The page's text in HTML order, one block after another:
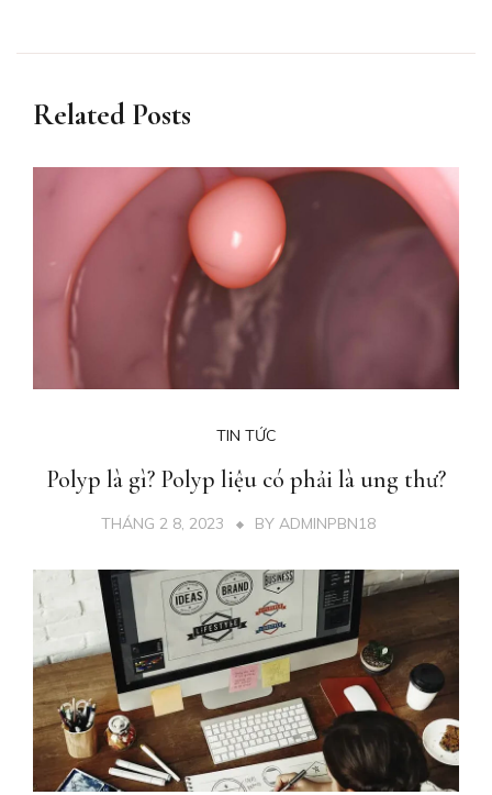
Related Posts
TIN TỨC
Polyp là gì? Polyp liệu có phải là ung thư?
THÁNG 2 8, 2023 BY ADMINPBN18